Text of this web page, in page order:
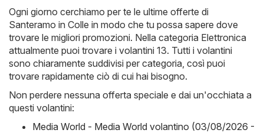
Ogni giorno cerchiamo per te le ultime offerte di
Santeramo in Colle in modo che tu possa sapere dove
trovare le migliori promozioni. Nella categoria Elettronica
attualmente puoi trovare i volantini 13. Tutti i volantini
sono chiaramente suddivisi per categoria, così puoi
trovare rapidamente ciò di cui hai bisogno.
Non perdere nessuna offerta speciale e dai un'occhiata a
questi volantini:
Media World - Media World volantino (03/08/2026 -